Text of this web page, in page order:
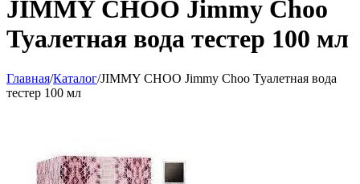
JIMMY CHOO Jimmy Choo
Туалетная вода тестер 100 мл
Главная/Каталог/JIMMY CHOO Jimmy Choo Туалетная вода
тестер 100 мл